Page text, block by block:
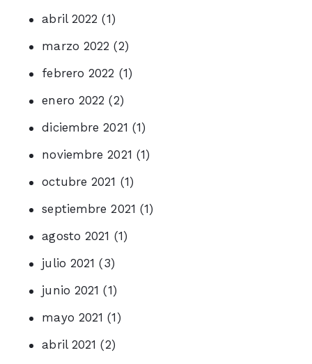
abril 2022 (1)
marzo 2022 (2)
febrero 2022 (1)
enero 2022 (2)
diciembre 2021 (1)
noviembre 2021 (1)
octubre 2021 (1)
septiembre 2021 (1)
agosto 2021 (1)
julio 2021 (3)
junio 2021 (1)
mayo 2021 (1)
abril 2021 (2)